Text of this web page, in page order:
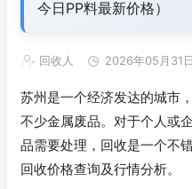
今日PP料最新价格）
回收人 2026年05月31日
苏州是一个经济发达的城市
不少金属废品。对于个人或
品需要处理，回收是一个不
回收价格查询及行情分析。